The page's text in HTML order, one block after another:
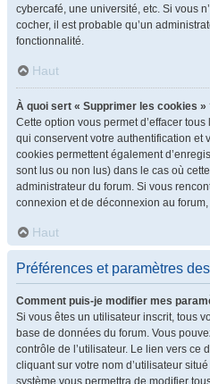
cybercafé, une université, etc. Si vous
cocher, il est probable qu’un
fonctionnalité.
Haut
À quoi sert « Supprimer les cookies »
Cette option vous permet d’effacer
qui conservent votre authentification et
cookies permettent également
sont lus ou non lus) dans le cas où
administrateur du forum. Si vous
connexion et de déconnexion au
Haut
Préférences et paramètres
Comment puis-je modifier mes
Si vous êtes un utilisateur inscrit, tous
base de données du forum. Vous
contrôle de l’utilisateur. Le lien vers ce
cliquant sur votre nom d’utilisateur
système vous permettra de modifier